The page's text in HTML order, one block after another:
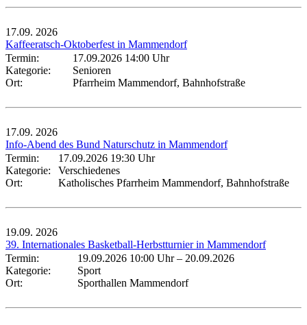
17.09. 2026
Kaffeeratsch-Oktoberfest in Mammendorf
Termin:
17.09.2026 14:00 Uhr
Kategorie:
Senioren
Ort:
Pfarrheim Mammendorf, Bahnhofstraße
17.09. 2026
Info-Abend des Bund Naturschutz in Mammendorf
Termin:
17.09.2026 19:30 Uhr
Kategorie:
Verschiedenes
Ort:
Katholisches Pfarrheim Mammendorf, Bahnhofstraße
19.09. 2026
39. Internationales Basketball-Herbstturnier in Mammendorf
Termin:
19.09.2026 10:00 Uhr– 20.09.2026
Kategorie:
Sport
Ort:
Sporthallen Mammendorf